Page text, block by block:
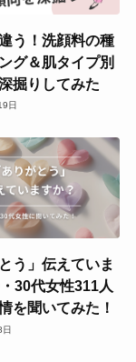
う！洗顔料の種
グ＆肌タイプ別
掘りしてみた
日
う」伝えていま
30代女性311人
を聞いてみた！